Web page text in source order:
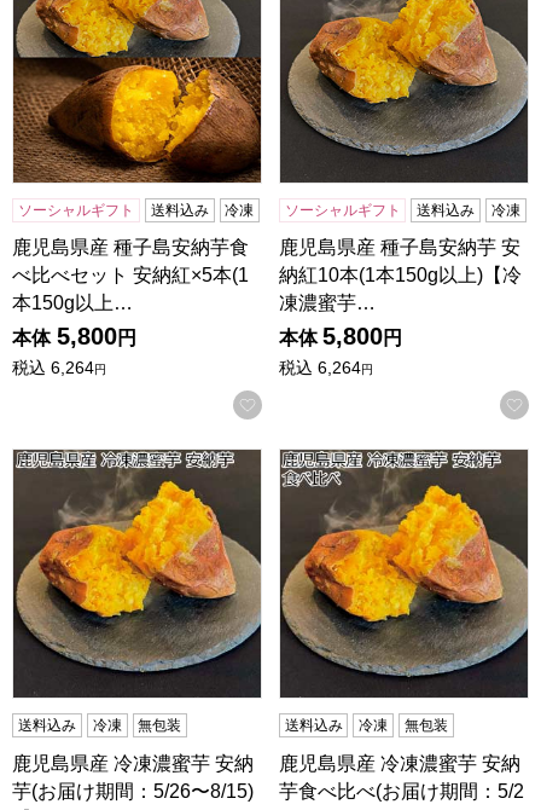
ソーシャルギフト 送料込み 冷凍
鹿児島県産 種子島安納芋食
べ比べセット 安納紅×5本(1
本150g以上…
本体 5,800円
税込 6,264円
お気に入りに登録する
ソーシャルギフト 送料込み 冷凍
鹿児島県産 種子島安納芋 安
納紅10本(1本150g以上)【冷
凍濃蜜芋…
本体 5,800円
税込 6,264円
鹿児島県産 冷凍濃蜜芋 安納芋(お届け期間：5/26〜8/15)【
送料込み 冷凍 無包装
鹿児島県産 冷凍濃蜜芋 安納
芋(お届け期間：5/26〜8/15)
鹿児島県産 冷凍濃蜜芋 安納
送料込み 冷凍 無包装
鹿児島県産 冷凍濃蜜芋 安納
芋食べ比べ(お届け期間：5/2